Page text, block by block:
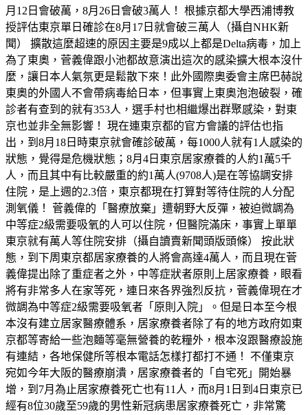
月12日會破萬，8月26日會破3萬人！ 根據京都大學西浦博教
授評估東京單日確診在8月17日就會破三萬人（攝自NHK新
聞） 擴散這麼超速的原因主要是9成以上都是Delta病毒，加上
為了東奧，菅義偉跟小池都故意演出這次的感染擴大根本沒什
麼，讓日本人氣氛更是鬆散下來！此外國際奧委會主席巴赫說
東奧的外國人不會帶病毒給日本，但事實上東奧泡泡破裂，確
診者有查到的就有353人，選手村也相繼爆出群聚感染，對東
京也並非全無影響！ 現在連東京都的官方會議的評估也指
出，到8月18日時東京就會確診破萬，每1000人就有1人感染的
狀態，覺得是危機狀態；8月4日東京居家療養的人約1萬5千
人，而且其中有比較嚴重的約1萬人(9708人)是在等協調安排
住院，是上週的2.3倍，東京都現在打算對等待住院的人分配
測氧儀！ 菅義偉的「醫療放棄」遭朝野大反彈，被迫微調為
中等症2級需要吸氧的人可以住院，但醫院滿床，事實上單單
東京就有萬人等住院安排（攝自讀賣新聞頭版頭條） 按此狀
態，到下周東京都居家療養的人將會高達4萬人，而且現在菅
義偉提出除了重症者之外，中等症狀者原則上居家療養，眼看
將有非常多人在家等死，連日來各界強烈反抗，菅義偉現在才
微調為中等症2級需要吸氧者「原則入院」。但是日本至今根
本沒有建立居家醫療體系，居家療養者除了有的地方政府如東
京都等寄給一些泡麵等毫無營養的乾糧外，根本沒跟醫療設施
有連結，各地保健所等根本電話怎樣打都打不通！ 不僅東京
宛如今年大阪的醫療崩潰，居家療養者的「自宅死」開始暴
增，到7月為止居家療養死亡也有11人，而8月1日到4日東京已
經有8位30歲至59歲的男性新冠病患居家療養死亡，非常驚